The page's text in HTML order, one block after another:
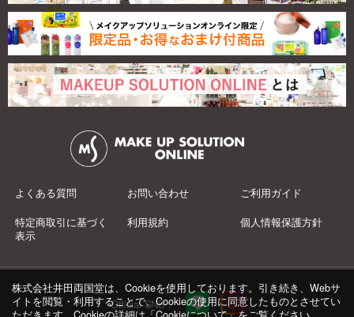
よくある質問 お問い合わせ ご利用ガイド
特定商取引に基づく
表示
利用規約 個人情報保護方針
Official SNS：
株式会社井田両国堂は、Cookieを使用しております。引き続き、Webサ
イトを閲覧・利用することで、Cookieの使用に同意したものとさせてい